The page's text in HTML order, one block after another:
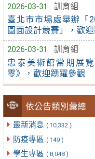
2026-03-31
訓育組
臺北市市場處舉辦「
圖面設計競賽」，歡
2026-03-31
訓育組
忠泰美術館當期展
零》，歡迎踴躍參觀
依公告類別彙總
最新消息 ( 10,332 )
防疫專區 ( 149 )
學生專區 ( 8,048 )